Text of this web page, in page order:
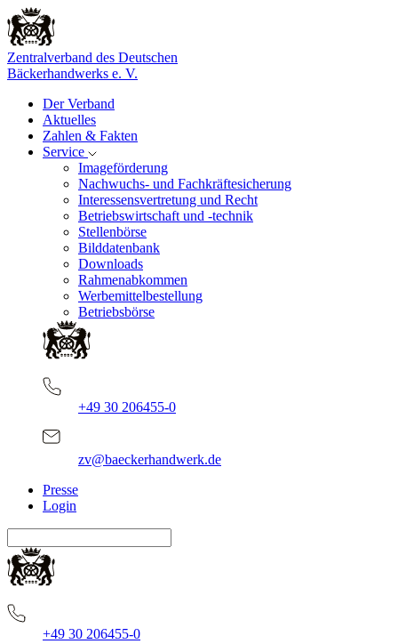
Zentralverband des Deutschen
Bäckerhandwerks e. V.
Der Verband
Aktuelles
Zahlen & Fakten
Service
Imageförderung
Nachwuchs- und Fachkräftesicherung
Interessensvertretung und Recht
Betriebswirtschaft und -technik
Stellenbörse
Bilddatenbank
Downloads
Rahmenabkommen
Werbemittelbestellung
Betriebsbörse
+49 30 206455-0
zv@baeckerhandwerk.de
Presse
Login
+49 30 206455-0